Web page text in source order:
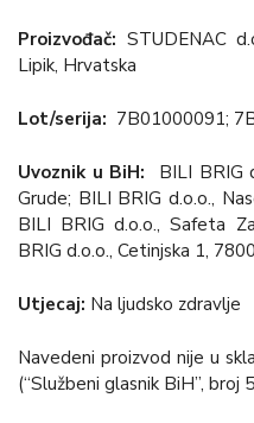
Proizvođač: STUDENAC
Lipik, Hrvatska
Lot/serija: 7B01000091;
Uvoznik u BiH: BILI BRIG
Grude; BILI BRIG d.o.o.,
BILI BRIG d.o.o., Safeta
BRIG d.o.o., Cetinjska 1,
Utjecaj: Na ljudsko zdravlje
Navedeni proizvod nije u
(“Službeni glasnik BiH”, broj